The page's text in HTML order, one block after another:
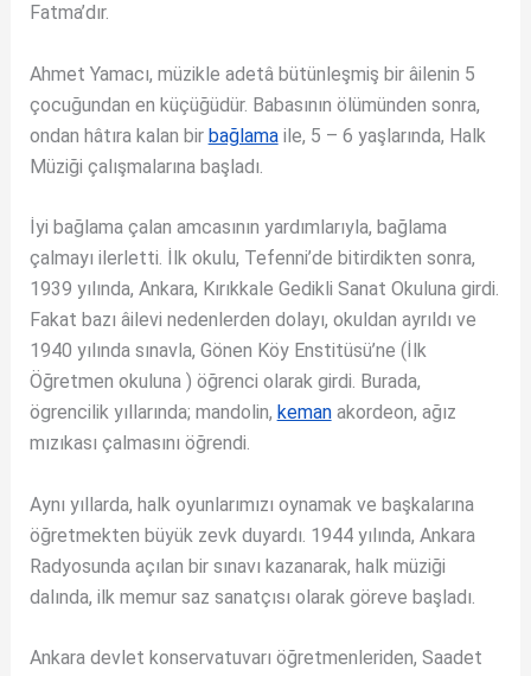
Fatma’dır.
Ahmet Yamacı, müzikle adetâ bütünleşmiş bir âilenin 5
çocuğundan en küçüğüdür. Babasının ölümünden sonra,
ondan hâtıra kalan bir bağlamaile, 5 – 6 yaşlarında, Halk
Müziği çalışmalarına başladı.
İyi bağlama çalan amcasının yardımlarıyla, bağlama
çalmayı ilerletti. İlk okulu, Tefenni’de bitirdikten sonra,
1939 yılında, Ankara, Kırıkkale Gedikli Sanat Okuluna girdi.
Fakat bazı âilevi nedenlerden dolayı, okuldan ayrıldı ve
1940 yılında sınavla, Gönen Köy Enstitüsü’ne (İlk
Öğretmen okuluna ) öğrenci olarak girdi. Burada,
ögrencilik yıllarında; mandolin, kemanakordeon, ağız
mızıkası çalmasını öğrendi.
Aynı yıllarda, halk oyunlarımızı oynamak ve başkalarına
öğretmekten büyük zevk duyardı. 1944 yılında, Ankara
Radyosunda açılan bir sınavı kazanarak, halk müziği
dalında, ilk memur saz sanatçısı olarak göreve başladı.
Ankara devlet konservatuvarı öğretmenleriden, Saadet